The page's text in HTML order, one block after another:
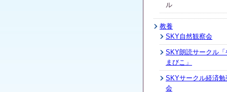
ル
教養
SKY自然観察会
SKY朗読サークル「
まびこ」
SKYサークル経済勉
会